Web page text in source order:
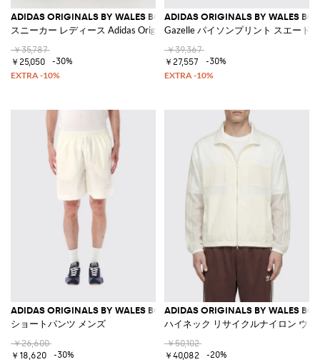
ADIDAS ORIGINALS BY WALES BONNER
スニーカー レディース Adidas Originals
￥35,787
￥25,050
-30%
ADIDAS ORIGINALS BY WALES
Gazelle パイソンプリント スエード
￥39,367
￥27,557
-30%
ADIDAS ORIGINALS BY WALES BONNER
ショートパンツ メンズ
￥26,600
￥18,620
-30%
ADIDAS ORIGINALS BY WALES
ハイネック リサイクルナイロン ウ
￥50,102
￥40,082
-20%